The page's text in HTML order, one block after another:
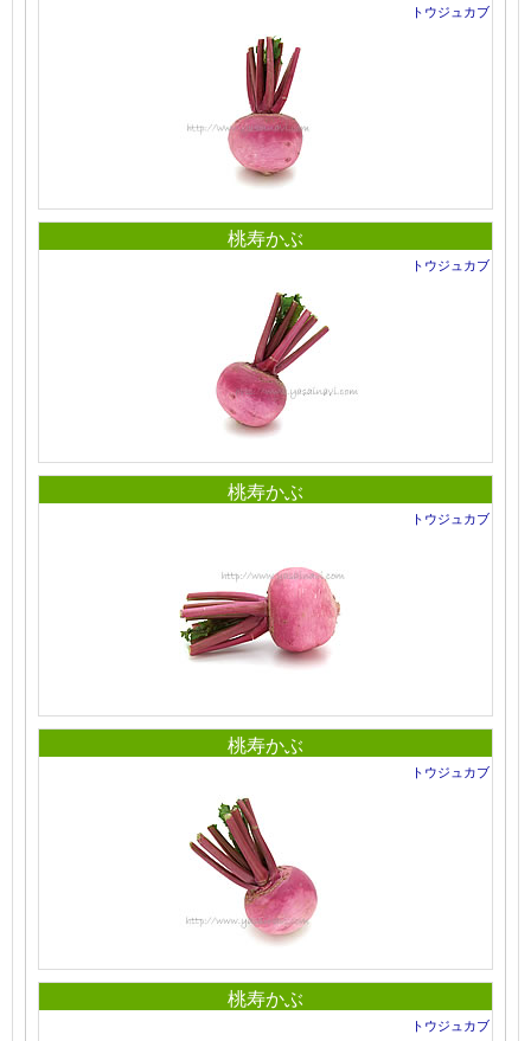
トウジュカブ
桃寿かぶ
トウジュカブ
桃寿かぶ
トウジュカブ
桃寿かぶ
トウジュカブ
桃寿かぶ
トウジュカブ